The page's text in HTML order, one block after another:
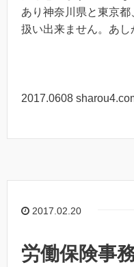
あり神奈川県と東京
扱い出来ません。あし
2017.0608
2017.02.20
労働保険事